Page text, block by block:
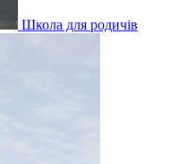
Школа для родичів